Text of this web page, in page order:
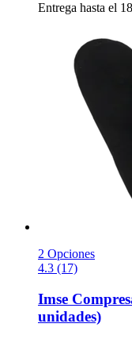
Entrega hasta el
2 Opciones
4.3 (17)
Imse
unidades)